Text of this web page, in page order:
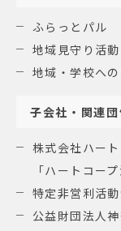
ふらっとパル
地域見守り活動
地域・学校へ
子会社・関連団
株式会社ハー
「ハートコープ
特定非営利活
公益財団法人